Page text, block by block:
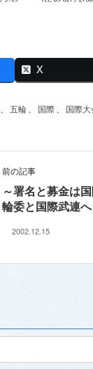
X
、 五輪、 国際、 国際大
前の記事
～署名と募金は
輪委と国際武連
2002.12.15